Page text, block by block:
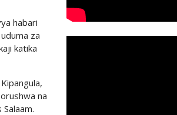
habari
za
katika
na